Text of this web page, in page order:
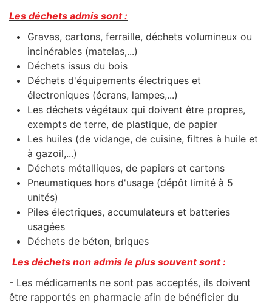
Les déchets admis sont :
Gravas, cartons, ferraille, déchets volumineux ou
incinérables (matelas,...)
Déchets issus du bois
Déchets d'équipements électriques et
électroniques (écrans, lampes,...)
Les déchets végétaux qui doivent être propres,
exempts de terre, de plastique, de papier
Les huiles (de vidange, de cuisine, filtres à huile et
à gazoil,...)
Déchets métalliques, de papiers et cartons
Pneumatiques hors d'usage (dépôt limité à 5
unités)
Piles électriques, accumulateurs et batteries
usagées
Déchets de béton, briques
Les déchets non admis le plus souvent sont :
- Les médicaments ne sont pas acceptés, ils doivent
être rapportés en pharmacie afin de bénéficier du